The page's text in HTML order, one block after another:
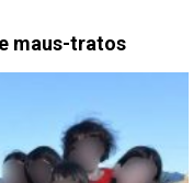
maus-tratos